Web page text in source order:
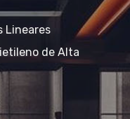
Lineares
de Alta